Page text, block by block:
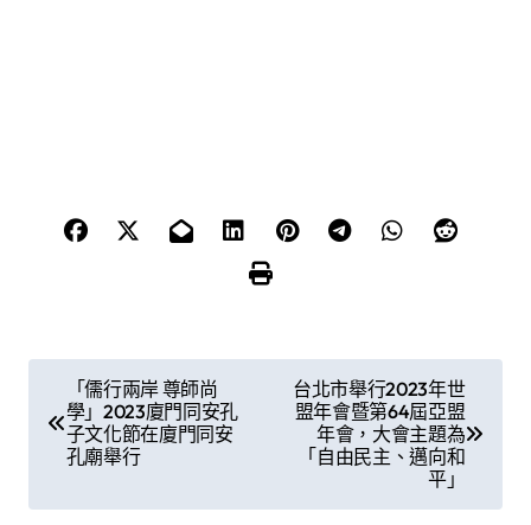
章
「儒行兩岸 尊師尚
學」2023廈門同安孔
子文化節在廈門同安
孔廟舉行
台北市舉行2023年世
盟年會暨第64屆亞盟
年會，大會主題為
「自由民主、邁向和
平」